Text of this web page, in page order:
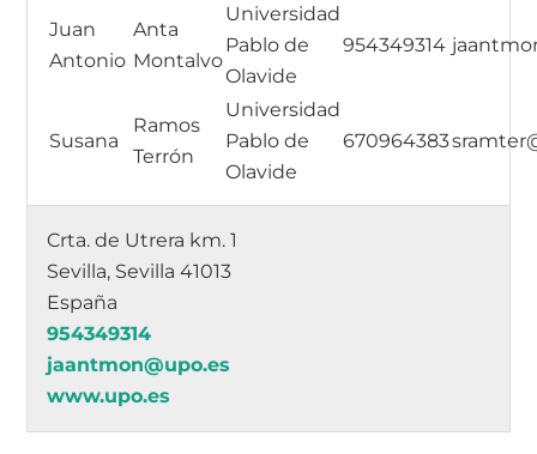
Juan
Antonio
Anta
Montalvo
Universidad
Pablo de
Olavide
954349314
Susana
Ramos
Terrón
Universidad
Pablo de
Olavide
670964383
Crta. de Utrera km. 1
Sevilla, Sevilla 41013
España
954349314
jaantmon@upo.es
www.upo.es